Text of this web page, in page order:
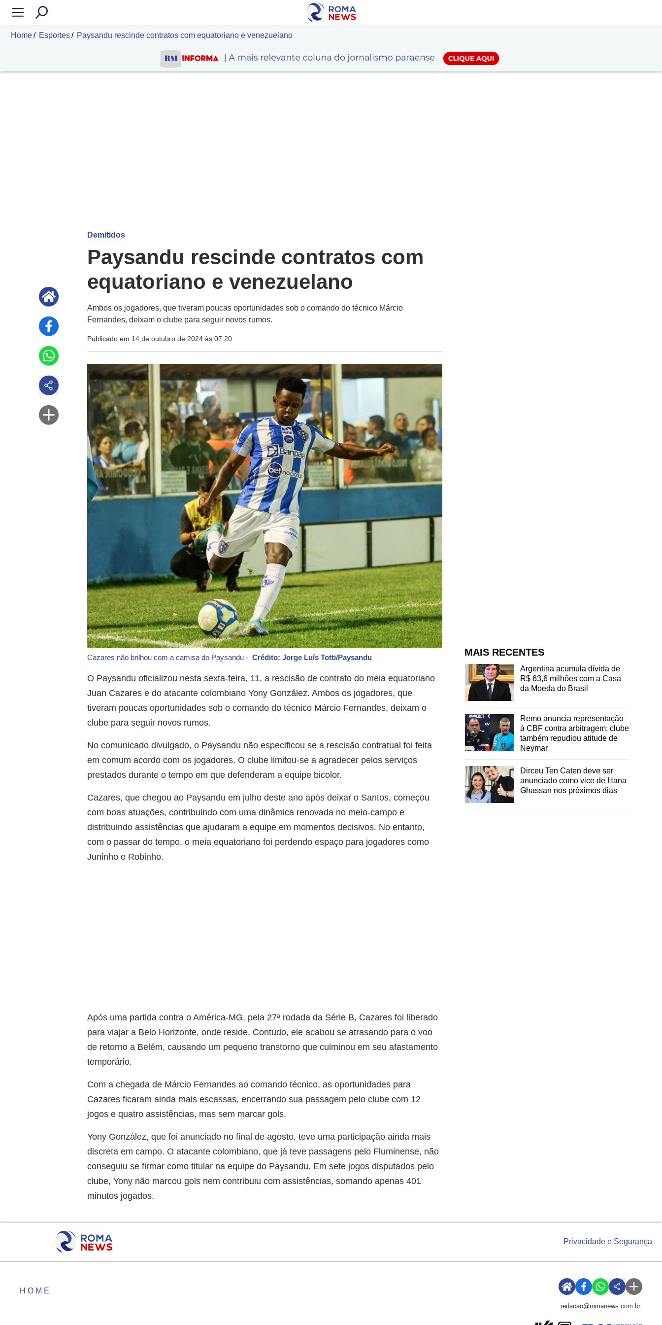
Home Esportes Paysandu rescinde contratos com equatoriano e venezuelano
Demitidos
Paysandu rescinde contratos com
equatoriano e venezuelano
Ambos os jogadores, que tiveram poucas oportunidades sob o comando do técnico Márcio
Fernandes, deixam o clube para seguir novos rumos.
Publicado em 14 de outubro de 2024 às 07:20
Cazares não brilhou com a camisa do Paysandu -Crédito: Jorge Luís Totti/Paysandu
O Paysandu oficializou nesta sexta-feira, 11, a rescisão de contrato do meia equatoriano
Juan Cazares e do atacante colombiano Yony González. Ambos os jogadores, que
tiveram poucas oportunidades sob o comando do técnico Márcio Fernandes, deixam o
clube para seguir novos rumos.
No comunicado divulgado, o Paysandu não especificou se a rescisão contratual foi feita
em comum acordo com os jogadores. O clube limitou-se a agradecer pelos serviços
prestados durante o tempo em que defenderam a equipe bicolor.
Cazares, que chegou ao Paysandu em julho deste ano após deixar o Santos, começou
com boas atuações, contribuindo com uma dinâmica renovada no meio-campo e
distribuindo assistências que ajudaram a equipe em momentos decisivos. No entanto,
com o passar do tempo, o meia equatoriano foi perdendo espaço para jogadores como
Juninho e Robinho.
Após uma partida contra o América-MG, pela 27ª rodada da Série B, Cazares foi liberado
para viajar a Belo Horizonte, onde reside. Contudo, ele acabou se atrasando para o voo
de retorno a Belém, causando um pequeno transtorno que culminou em seu afastamento
temporário.
Com a chegada de Márcio Fernandes ao comando técnico, as oportunidades para
Cazares ficaram ainda mais escassas, encerrando sua passagem pelo clube com 12
jogos e quatro assistências, mas sem marcar gols.
Yony González, que foi anunciado no final de agosto, teve uma participação ainda mais
discreta em campo. O atacante colombiano, que já teve passagens pelo Fluminense, não
conseguiu se firmar como titular na equipe do Paysandu. Em sete jogos disputados pelo
clube, Yony não marcou gols nem contribuiu com assistências, somando apenas 401
minutos jogados.
MAIS RECENTES
Argentina acumula dívida de
R$ 63,6 milhões com a Casa
da Moeda do Brasil
Remo anuncia representação
à CBF contra arbitragem; clube
também repudiou atitude de
Neymar
Dirceu Ten Caten deve ser
anunciado como vice de Hana
Ghassan nos próximos dias
Privacidade e Segurança
HOME
redacao@romanews.com.br